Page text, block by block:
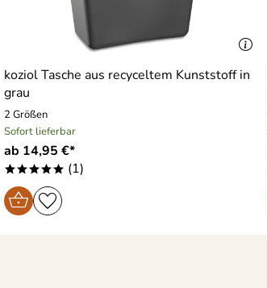
koziol Tasche aus recyceltem Kunststoff in
grau
2 Größen
Sofort lieferbar
ab 14,95 €*
***** (1)